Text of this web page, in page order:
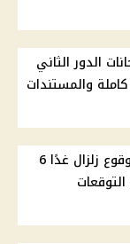
الدور الثاني
كاملة والمستندات
البحوث الفلكية تحسم مزاعم وقوع زلزال غدًا 6